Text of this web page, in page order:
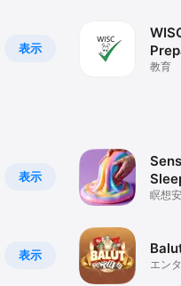
表示
教育
表示
表示
瞑想
エン